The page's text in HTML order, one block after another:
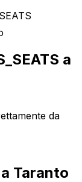
a
da
a Taranto